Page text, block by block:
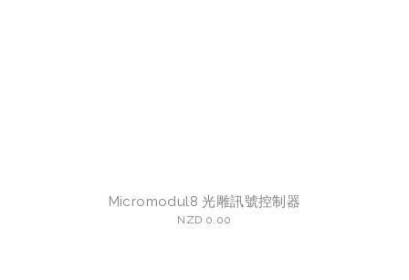
Micromodul8 光雕訊號控制器
NZD 0.00